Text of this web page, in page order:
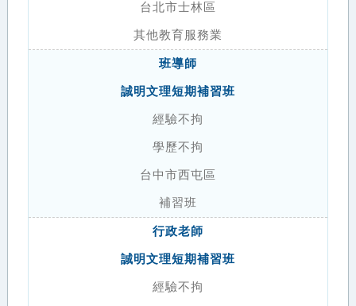
台北市士林區
其他教育服務業
班導師
誠明文理短期補習班
經驗不拘
學歷不拘
台中市西屯區
補習班
行政老師
誠明文理短期補習班
經驗不拘